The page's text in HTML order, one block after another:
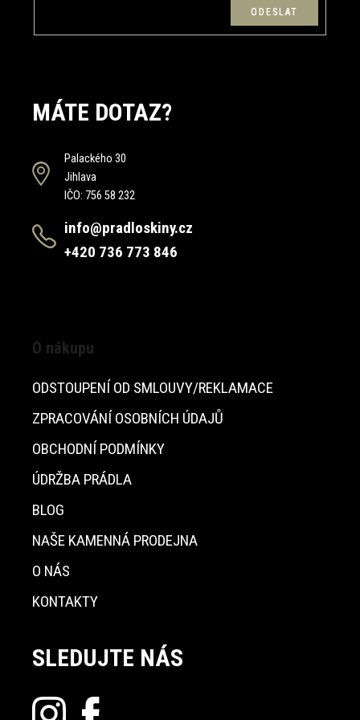
MÁTE DOTAZ?
Palackého 30
Jihlava
IČO: 756 58 232
info@pradloskiny.cz
+420 736 773 846
O nákupu
ODSTOUPENÍ OD SMLOUVY/REKLAMACE
ZPRACOVÁNÍ OSOBNÍCH ÚDAJŮ
OBCHODNÍ PODMÍNKY
ÚDRŽBA PRÁDLA
BLOG
NAŠE KAMENNÁ PRODEJNA
O NÁS
KONTAKTY
SLEDUJTE NÁS